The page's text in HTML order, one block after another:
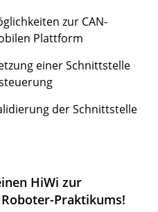
zur CAN-
Plattform
einer Schnittstelle
der Schnittstelle
HiWi zur
Praktikums!